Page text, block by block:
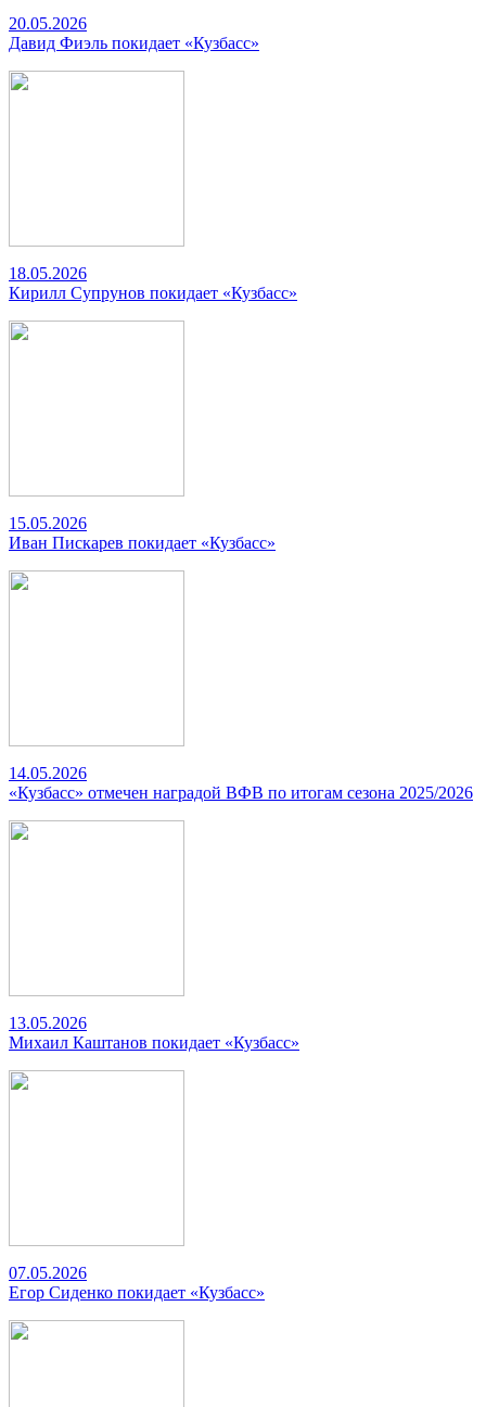
20.05.2026
Давид Фиэль покидает «Кузбасс»
18.05.2026
Кирилл Супрунов покидает «Кузбасс»
15.05.2026
Иван Пискарев покидает «Кузбасс»
14.05.2026
«Кузбасс» отмечен наградой ВФВ по итогам сезона 2025/2026
13.05.2026
Михаил Каштанов покидает «Кузбасс»
07.05.2026
Егор Сиденко покидает «Кузбасс»